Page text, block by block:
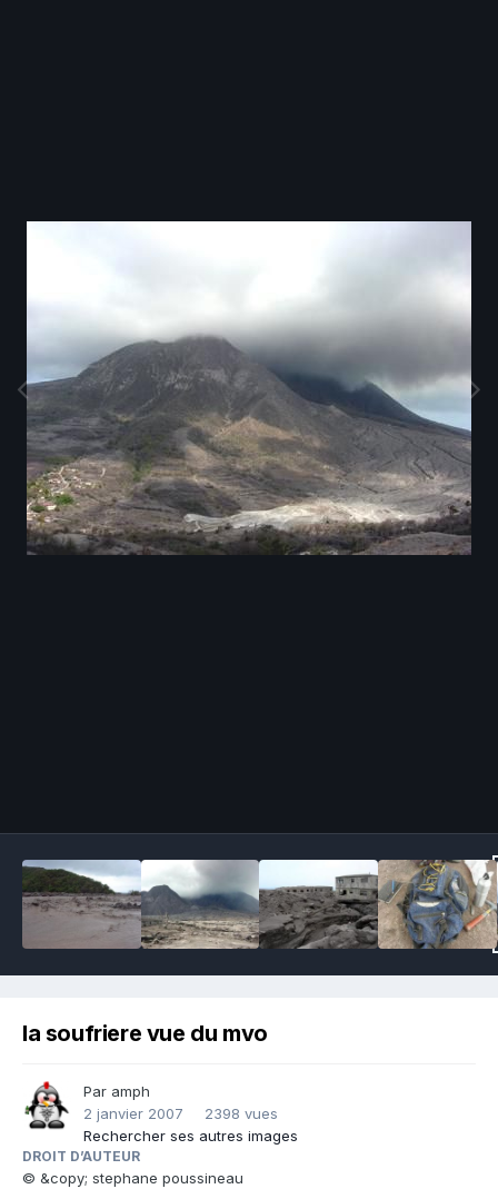
la soufriere vue du mvo
Par amph
2 janvier 2007
2398 vues
Rechercher ses autres images
DROIT D’AUTEUR
© &copy; stephane poussineau